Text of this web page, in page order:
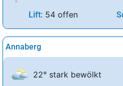
Lift: 54 offen
Annaberg
22° stark bewölkt